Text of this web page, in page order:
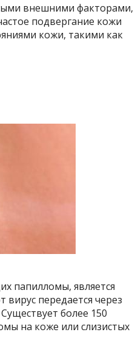
внешними факторами,
подвергание кожи
кожи, такими как
папилломы, является
передается через
более 150
на коже или слизистых